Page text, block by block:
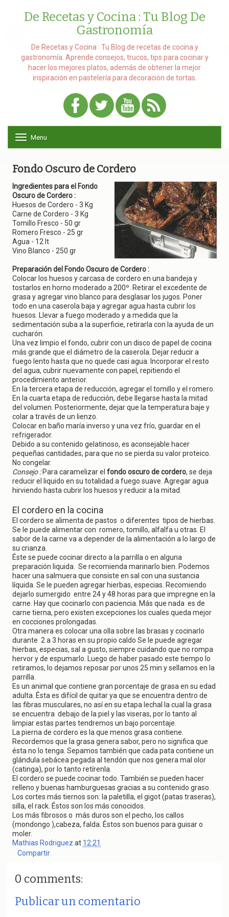
De Recetas y Cocina : Tu Blog De
Gastronomía
De Recetas y Cocina : Tu Blog de recetas de cocina y
gastronomía. Aprende consejos, trucos, tips para cocinar y
hacer los mejores platos, además de obtener la mejor
inspiración en pastelería para decoración de tortas.
o
g
l
e
v
i
o
n
Menu
Fondo Oscuro de Cordero
Ingredientes para el Fondo
Oscuro de Cordero :
Huesos de Cordero - 3 Kg
Carne de Cordero - 3 Kg
Tomillo Fresco - 50 gr
Romero Fresco - 25 gr
Agua - 12 lt
Vino Blanco - 250 gr
Preparación del Fondo Oscuro de Cordero :
Colocar los huesos y carcasa de cordero en una bandeja y
tostarlos en horno moderado a 200º. Retirar el excedente de
grasa y agregar vino blanco para desglasar los jugos. Poner
todo en una caserola baja y agregar agua hasta cubrir los
huesos. Llevar a fuego moderado y a medida que la
sedimentación suba a la superficie, retirarla con la ayuda de un
cucharón.
Una vez limpio el fondo, cubrir con un disco de papel de cocina
más grande que el diámetro de la caserola. Dejar reducir a
fuego lento hasta que no quede casi agua. Incorporar el resto
del agua, cubrir nuevamente con papel, repitiendo el
procedimiento anterior.
En la tercera etapa de reducción, agregar el tomillo y el romero.
En la cuarta etapa de reducción, debe llegarse hasta la mitad
del volumen. Posteriormente, dejar que la temperatura baje y
colar a través de un lienzo.
Colocar en baño maría inverso y una vez frío, guardar en el
refrigerador.
Debido a su contenido gelatinoso, es aconsejable hacer
pequeñas cantidades, para que no se pierda su valor proteico.
No congelar.
Consejo :Para caramelizar el fondo oscuro de cordero, se deja
reducir el liquido en su totalidad a fuego suave. Agregar agua
hirviendo hasta cubrir los huesos y reducir a la mitad.
El cordero en la cocina
El cordero se alimenta de pastos o diferentes tipos de hierbas.
Se le puede alimentar con romero, tomillo, alfalfa u otras. El
sabor de la carne va a depender de la alimentación a lo largo de
su crianza.
Éste se puede cocinar directo a la parrilla o en alguna
preparación liquida. Se recomienda marinarlo bien. Podemos
hacer una salmuera que consiste en sal con una sustancia
líquida. Se le pueden agregar hierbas, especias. Recomiendo
dejarlo sumergido entre 24 y 48 horas para que impregne en la
carne. Hay que cocinarlo con paciencia. Más que nada es de
carne tierna, pero existen excepciones los cuales queda mejor
en cocciones prolongadas.
Otra manera es colocar una olla sobre las brasas y cocinarlo
durante 2 a 3 horas en su propio caldo Se le puede agregar
hierbas, especias, sal a gusto, siempre cuidando que no rompa
hervor y de espumarlo. Luego de haber pasado este tiempo lo
retiramos, lo dejamos reposar por unos 25 min y sellamos en la
parrilla.
Es un animal que contiene gran porcentaje de grasa en su edad
adulta. Ésta es difícil de quitar ya que se encuentra dentro de
las fibras musculares, no así en su etapa lechal la cual la grasa
se encuentra debajo de la piel y las viseras, por lo tanto al
limpiar estas partes tendremos un bajo porcentaje.
La pierna de cordero es la que menos grasa contiene.
Recordemos que la grasa genera sabor, pero no significa que
ésta no lo tenga. Sepamos también que cada pata contiene un
glándula sebácea pegada al tendón que nos genera mal olor
(catinga), por lo tanto retírenla.
El cordero se puede cocinar todo. También se pueden hacer
relleno y buenas hamburguesas gracias a su contenido graso.
Los cortes más tiernos son: la paletilla, el gigot (patas traseras),
silla, el rack. Éstos son los más conocidos.
Los más fibrosos o más duros son el pecho, los callos
(mondongo ),cabeza, falda. Éstos son buenos para guisar o
moler.
Mathias Rodriguez at 12:21
Compartir
0 comments:
Publicar un comentario